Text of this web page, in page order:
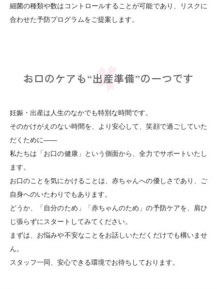
細菌の種類や数はコントロールすることが可能であり、リスクに
合わせた予防プログラムをご提案します。
お口のケアも“出産準備”の一つです
妊娠・出産は人生のなかでも特別な時間です。
そのかけがえのない時間を、より安心して、笑顔で過ごしていた
だくために——
私たちは「お口の健康」という側面から、全力でサポートいたし
ます。
お口のことを気にかけることは、赤ちゃんへの優しさであり、ご
自身へのいたわりでもあります。
どうか、「自分のため」「赤ちゃんのため」の予防ケアを、肩ひ
じ張らずにスタートしてみてください。
まずは、お悩みや不安なことをお話しいただくだけでも構いませ
ん。
スタッフ一同、安心できる環境でお待ちしております。